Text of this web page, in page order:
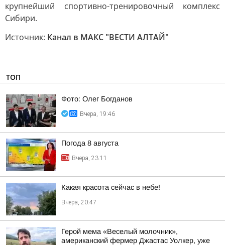
крупнейший спортивно-тренировочный комплекс
Сибири.
Источник: Канал в МАКС "ВЕСТИ АЛТАЙ"
ТОП
Фото: Олег Богданов
Вчера, 19:46
Погода 8 августа
Вчера, 23:11
Какая красота сейчас в небе!
Вчера, 20:47
Герой мема «Веселый молочник»,
американский фермер Джастас Уолкер, уже